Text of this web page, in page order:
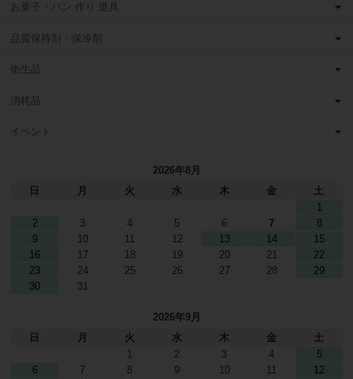
お菓子・パン 作り 道具
品質保持剤・保冷剤
衛生品
消耗品
イベント
2026年8月
日
月 火 水 木 金
土
1
2
3 4 5 6 7
8
9
10 11 12 13 14
15
16
17 18 19 20 21
22
23
24 25 26 27 28
29
30
31
2026年9月
日
月 火 水 木 金
土
1
2 3 4
5
6
7 8 9 10 11
12